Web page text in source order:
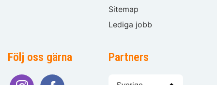
Sitemap
Lediga jobb
Följ oss gärna Partners